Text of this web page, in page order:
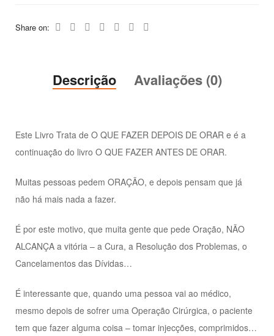
Share on:
Descrição Avaliações (0)
Este Livro Trata de O QUE FAZER DEPOIS DE ORAR e é a
continuação do livro O QUE FAZER ANTES DE ORAR.
Muitas pessoas pedem ORAÇÃO, e depois pensam que já
não há mais nada a fazer.
É por este motivo, que muita gente que pede Oração, NÃO
ALCANÇA a vitória – a Cura, a Resolução dos Problemas, o
Cancelamentos das Dívidas…
É interessante que, quando uma pessoa vai ao médico,
mesmo depois de sofrer uma Operação Cirúrgica, o paciente
tem que fazer alguma coisa – tomar injecções, comprimidos…